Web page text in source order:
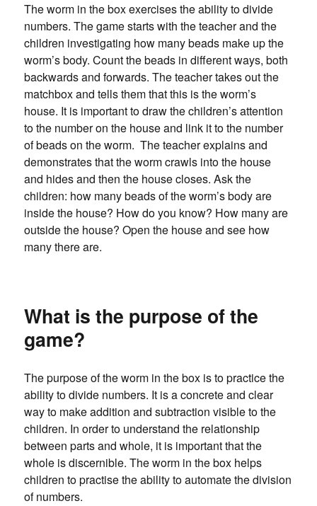
The worm in the box exercises the ability to divide
numbers. The game starts with the teacher and the
children investigating how many beads make up the
worm’s body. Count the beads in different ways, both
backwards and forwards. The teacher takes out the
matchbox and tells them that this is the worm’s
house. It is important to draw the children’s attention
to the number on the house and link it to the number
of beads on the worm. The teacher explains and
demonstrates that the worm crawls into the house
and hides and then the house closes. Ask the
children: how many beads of the worm’s body are
inside the house? How do you know? How many are
outside the house? Open the house and see how
many there are.
What is the purpose of the
game?
The purpose of the worm in the box is to practice the
ability to divide numbers. It is a concrete and clear
way to make addition and subtraction visible to the
children. In order to understand the relationship
between parts and whole, it is important that the
whole is discernible. The worm in the box helps
children to practise the ability to automate the division
of numbers.